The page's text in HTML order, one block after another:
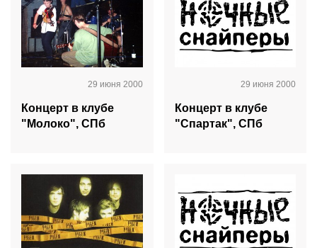
29 июня 2000
Концерт в клубе
"Молоко", СПб
29 июня 2000
Концерт в клубе
"Спартак", СПб